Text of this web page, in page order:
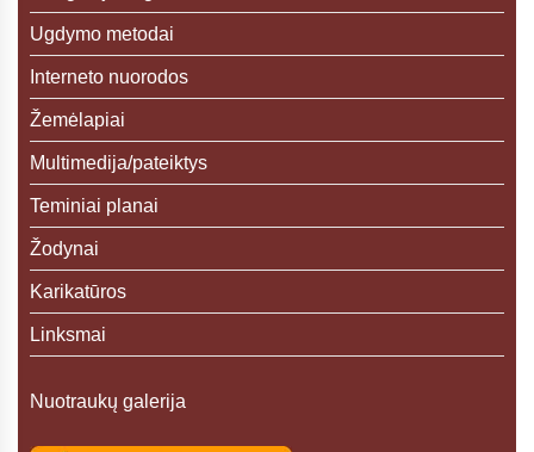
Ugdymo metodai
Interneto nuorodos
Žemėlapiai
Multimedija/pateiktys
Teminiai planai
Žodynai
Karikatūros
Linksmai
Nuotraukų galerija